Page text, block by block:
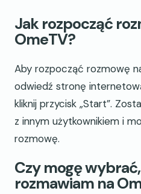
Jak rozpocząć
OmeTV?
Aby rozpocząć rozmowę
odwiedź stronę
kliknij przycisk „Start”.
z innym użytkownikiem i
rozmowę.
Czy mogę
rozmawiam na